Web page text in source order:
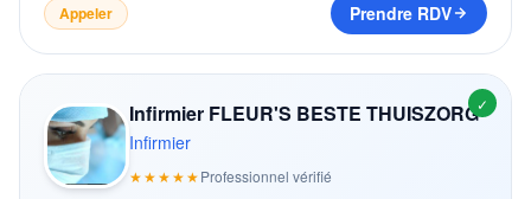
Appeler Prendre RDV
✓
Infirmier FLEUR'S BESTE THUISZORG
Infirmier
★★★★★Professionnel vérifié